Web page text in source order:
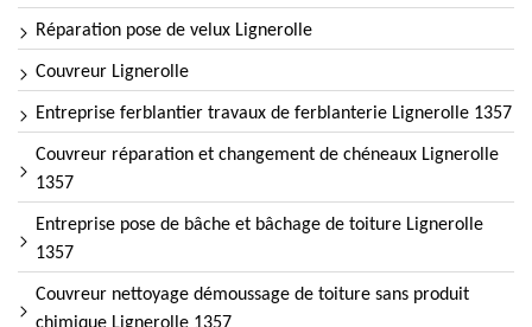
Réparation pose de velux Lignerolle
Couvreur Lignerolle
Entreprise ferblantier travaux de ferblanterie Lignerolle 1357
Couvreur réparation et changement de chéneaux Lignerolle
1357
Entreprise pose de bâche et bâchage de toiture Lignerolle
1357
Couvreur nettoyage démoussage de toiture sans produit